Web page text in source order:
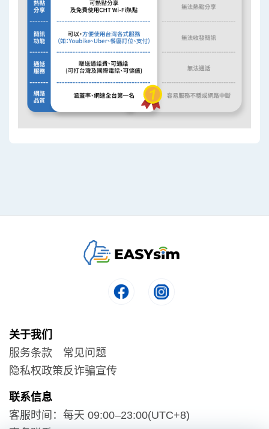
关于我们
服务条款
隐私权政策
常见问题
反诈骗宣传
联系信息
客服时间：每天 09:00–23:00(UTC+8)